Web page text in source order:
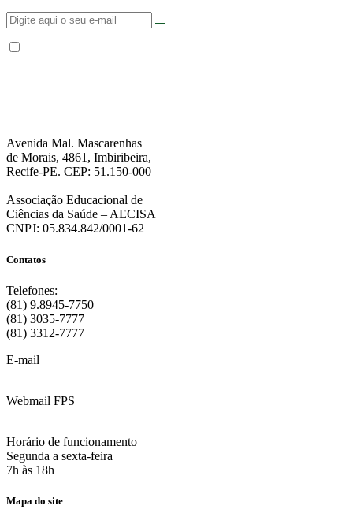
Avenida Mal. Mascarenhas
de Morais, 4861, Imbiribeira,
Recife-PE. CEP: 51.150-000
Associação Educacional de
Ciências da Saúde – AECISA
CNPJ: 05.834.842/0001-62
Contatos
Telefones:
(81) 9.8945-7750
(81) 3035-7777
(81) 3312-7777
E-mail
Webmail FPS
Horário de funcionamento
Segunda a sexta-feira
7h às 18h
Mapa do site